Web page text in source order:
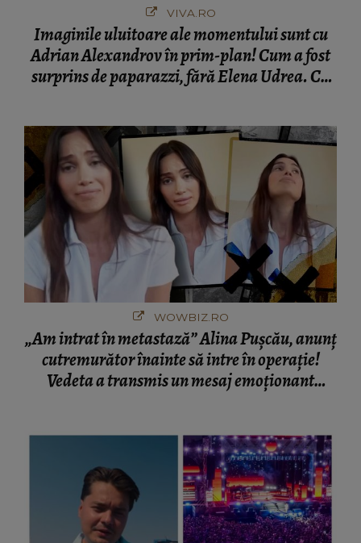
VIVA.RO
Imaginile uluitoare ale momentului sunt cu
Adrian Alexandrov în prim-plan! Cum a fost
surprins de paparazzi, fără Elena Udrea. Cu
WOWBIZ.RO
„Am intrat în metastază” Alina Pușcău, anunț
cutremurător înainte să intre în operație!
Vedeta a transmis un mesaj emoționant